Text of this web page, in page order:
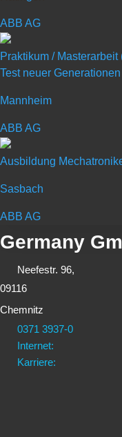
ABB AG
Praktikum /
Test neuer
Mannheim
ABB AG
Ausbildung
Sasbach
ABB AG
julia.salow@parker.com
Parker
Germany
Neefestr. 96,
09116
Chemnitz
0371 3937-0
Internet:
Karriere: